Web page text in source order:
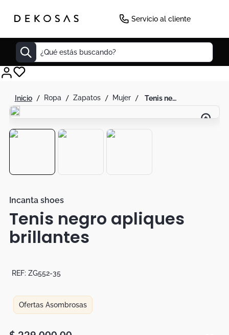
Servicio al cliente
¿Qué estás buscando?
ropa zapatos mujer tenis negro apliques brillantes
Incanta shoes
Tenis negro apliques
brillantes
REF: ZG552-35
Ofertas Asombrosas
Decoracion
Cuadro
Duvet
Botas